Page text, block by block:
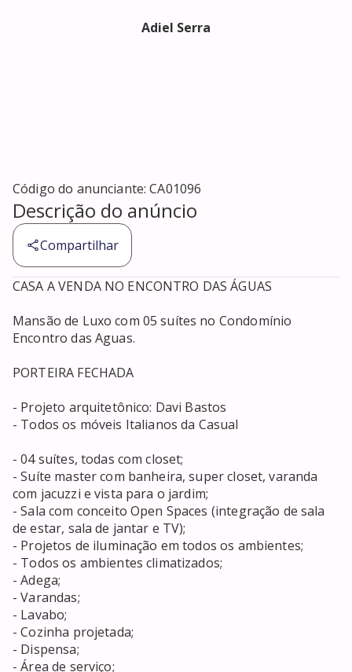
Adiel Serra
Código do anunciante:CA01096
Descrição do anúncio
Compartilhar
CASA A VENDA NO ENCONTRO DAS ÁGUAS
Mansão de Luxo com 05 suítes no Condomínio
Encontro das Aguas.
PORTEIRA FECHADA
- Projeto arquitetônico: Davi Bastos
- Todos os móveis Italianos da Casual
- 04 suítes, todas com closet;
- Suíte master com banheira, super closet, varanda
com jacuzzi e vista para o jardim;
- Sala com conceito Open Spaces (integração de sala
de estar, sala de jantar e TV);
- Projetos de iluminação em todos os ambientes;
- Todos os ambientes climatizados;
- Adega;
- Varandas;
- Lavabo;
- Cozinha projetada;
- Dispensa;
- Área de serviço;